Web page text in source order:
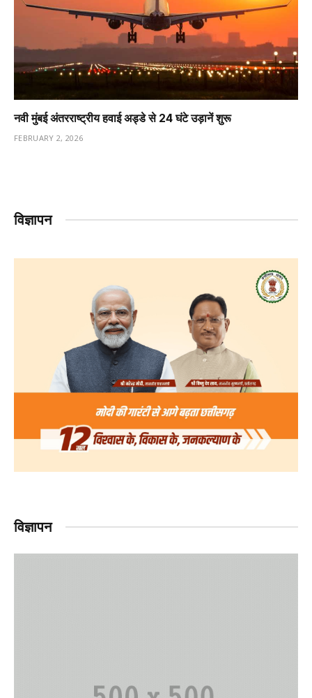
नवी मुंबई अंतरराष्ट्रीय हवाई अड्डे से 24 घंटे उड़ानें शुरू
FEBRUARY 2, 2026
विज्ञापन
विज्ञापन